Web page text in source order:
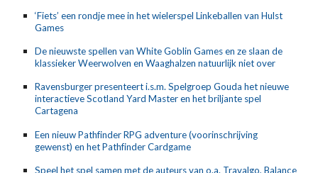
‘Fiets’ een rondje mee in het wielerspel Linkeballen van Hulst
Games
De nieuwste spellen van White Goblin Games en ze slaan de
klassieker Weerwolven en Waaghalzen natuurlijk niet over
Ravensburger presenteert i.s.m. Spelgroep Gouda het nieuwe
interactieve Scotland Yard Master en het briljante spel
Cartagena
Een nieuw Pathfinder RPG adventure (voorinschrijving
gewenst) en het Pathfinder Cardgame
Speel het spel samen met de auteurs van o.a. Travalgo, Balance